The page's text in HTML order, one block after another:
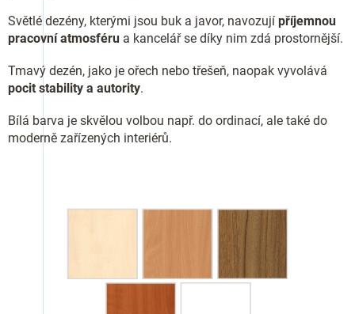
Světlé dezény, kterými jsou buk a javor, navozují příjemnou
pracovní atmosféru a kancelář se díky nim zdá prostornější.
Tmavý dezén, jako je ořech nebo třešeň, naopak vyvolává
pocit stability a autority.
Bílá barva je skvělou volbou např. do ordinací, ale také do
moderně zařízených interiérů.